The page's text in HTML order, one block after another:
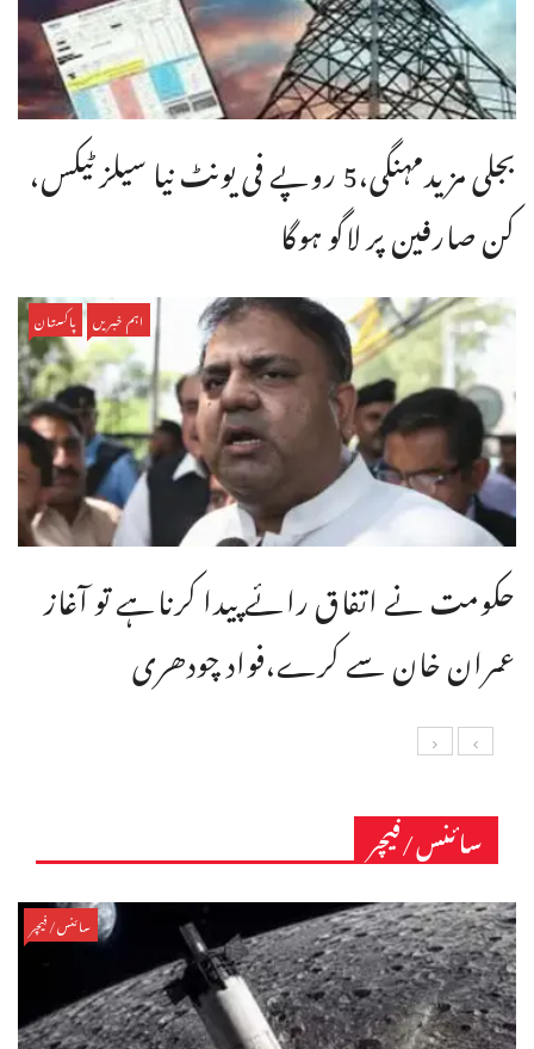
بجلی مزیدمہنگی،5 روپے فی یونٹ نیا سیلز ٹیکس،
کن صارفین پر لاگو ہوگا
اہم خبریں پاکستان
حکومت نے اتفاق رائے پیدا کرناہے تو آغاز
عمران خان سے کرے،فواد چودھری
سائنس/فیچر
سائنس/فیچر